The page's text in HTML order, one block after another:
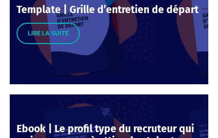
Template | Grille d’entretien de départ
LIRE LA SUITE
Ebook | Le profil type du recruteur qui